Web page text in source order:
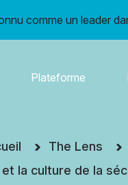
comme un leader
Plateforme
The Lens
la culture de la